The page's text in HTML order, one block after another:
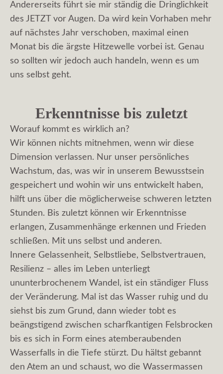
Andererseits führt sie mir ständig die Dringlichkeit
des JETZT vor Augen. Da wird kein Vorhaben mehr
auf nächstes Jahr verschoben, maximal einen
Monat bis die ärgste Hitzewelle vorbei ist. Genau
so sollten wir jedoch auch handeln, wenn es um
uns selbst geht.
Erkenntnisse bis zuletzt
Worauf kommt es wirklich an?
Wir können nichts mitnehmen, wenn wir diese
Dimension verlassen. Nur unser persönliches
Wachstum, das, was wir in unserem Bewusstsein
gespeichert und wohin wir uns entwickelt haben,
hilft uns über die möglicherweise schweren letzten
Stunden. Bis zuletzt können wir Erkenntnisse
erlangen, Zusammenhänge erkennen und Frieden
schließen. Mit uns selbst und anderen.
Innere Gelassenheit, Selbstliebe, Selbstvertrauen,
Resilienz – alles im Leben unterliegt
ununterbrochenem Wandel, ist ein ständiger Fluss
der Veränderung. Mal ist das Wasser ruhig und du
siehst bis zum Grund, dann wieder tobt es
beängstigend zwischen scharfkantigen Felsbrocken
bis es sich in Form eines atemberaubenden
Wasserfalls in die Tiefe stürzt. Du hältst gebannt
den Atem an und schaust, wo die Wassermassen